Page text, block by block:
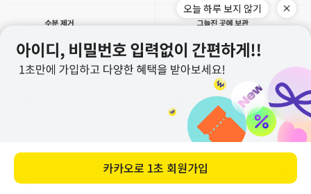
메뉴 홈 찜 장바구니 앱다운 마이
오늘 하루 보지 않기
카카오로 1초 회원가입